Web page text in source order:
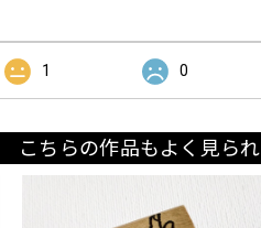
1 0
こちらの作品もよく見ら